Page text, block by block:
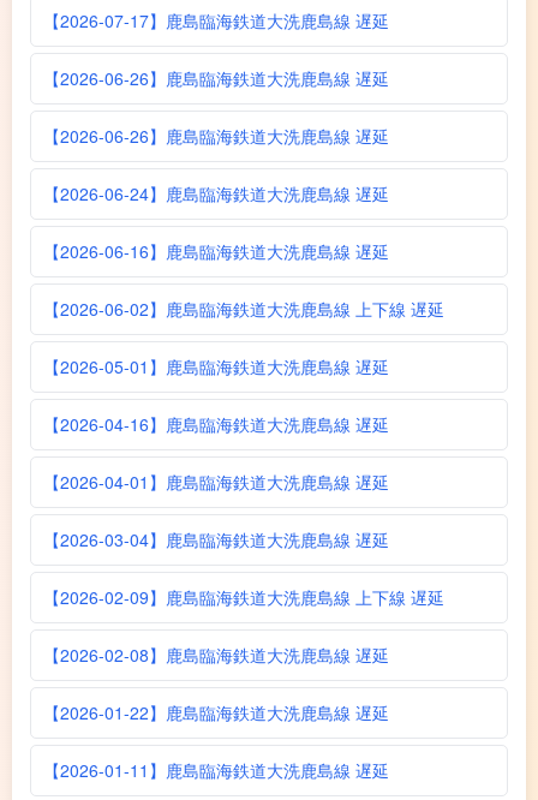
【2026-07-17】鹿島臨海鉄道大洗鹿島線 遅延
【2026-06-26】鹿島臨海鉄道大洗鹿島線 遅延
【2026-06-26】鹿島臨海鉄道大洗鹿島線 遅延
【2026-06-24】鹿島臨海鉄道大洗鹿島線 遅延
【2026-06-16】鹿島臨海鉄道大洗鹿島線 遅延
【2026-06-02】鹿島臨海鉄道大洗鹿島線 上下線 遅延
【2026-05-01】鹿島臨海鉄道大洗鹿島線 遅延
【2026-04-16】鹿島臨海鉄道大洗鹿島線 遅延
【2026-04-01】鹿島臨海鉄道大洗鹿島線 遅延
【2026-03-04】鹿島臨海鉄道大洗鹿島線 遅延
【2026-02-09】鹿島臨海鉄道大洗鹿島線 上下線 遅延
【2026-02-08】鹿島臨海鉄道大洗鹿島線 遅延
【2026-01-22】鹿島臨海鉄道大洗鹿島線 遅延
【2026-01-11】鹿島臨海鉄道大洗鹿島線 遅延